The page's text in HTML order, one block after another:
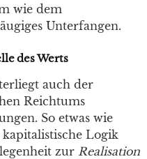
wie dem
Unterfangen.
des Werts
auch der
Reichtums
So etwas wie
Logik
zur Realisation